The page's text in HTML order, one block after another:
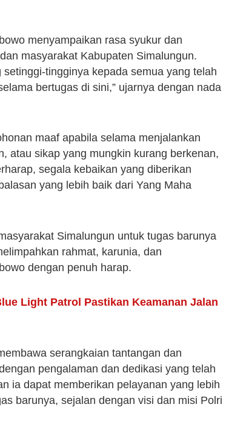
menyampaikan rasa syukur dan
masyarakat Kabupaten Simalungun.
tingginya kepada semua yang telah
bertugas di sini,” ujarnya dengan nada
maaf apabila selama menjalankan
atau sikap yang mungkin kurang berkenan,
segala kebaikan yang diberikan
yang lebih baik dari Yang Maha
Simalungun untuk tugas barunya
rahmat, karunia, dan
dengan penuh harap.
Light Patrol Pastikan Keamanan Jalan
serangkaian tantangan dan
pengalaman dan dedikasi yang telah
ia dapat memberikan pelayanan yang lebih
barunya, sejalan dengan visi dan misi Polri